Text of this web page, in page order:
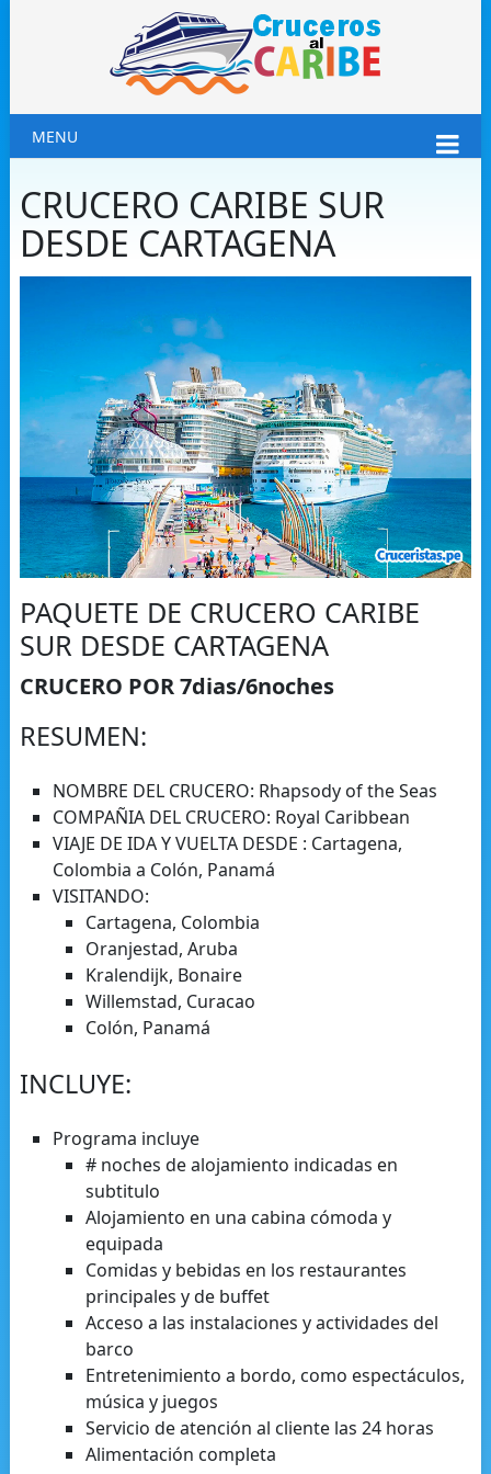
MENU
CRUCERO CARIBE SUR
DESDE CARTAGENA
PAQUETE DE CRUCERO CARIBE
SUR DESDE CARTAGENA
CRUCERO POR 7dias/6noches
RESUMEN:
NOMBRE DEL CRUCERO: Rhapsody of the Seas
COMPAÑIA DEL CRUCERO: Royal Caribbean
VIAJE DE IDA Y VUELTA DESDE : Cartagena,
Colombia a Colón, Panamá
VISITANDO:
Cartagena, Colombia
Oranjestad, Aruba
Kralendijk, Bonaire
Willemstad, Curacao
Colón, Panamá
INCLUYE:
Programa incluye
# noches de alojamiento indicadas en
subtitulo
Alojamiento en una cabina cómoda y
equipada
Comidas y bebidas en los restaurantes
principales y de buffet
Acceso a las instalaciones y actividades del
barco
Entretenimiento a bordo, como espectáculos,
música y juegos
Servicio de atención al cliente las 24 horas
Alimentación completa